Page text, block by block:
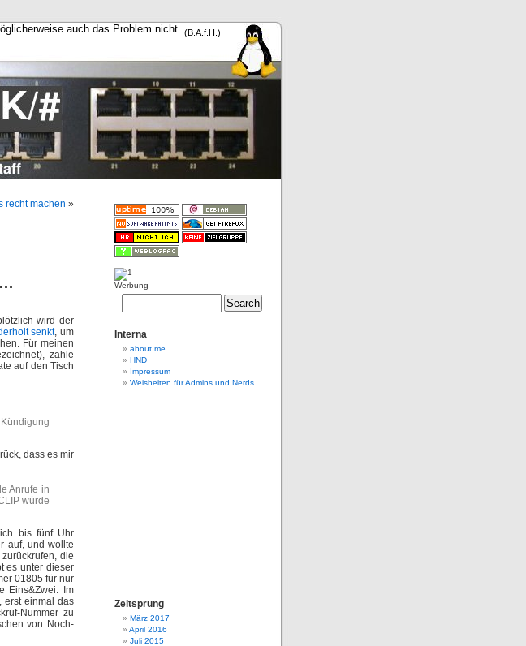
auch das Problem nicht. (B.A.f.H.)
recht machen »
wird der
senkt, um
Für meinen
zahle
auf den Tisch
dass es mir
Anrufe in
würde
bis fünf Uhr
auf, und wollte
die
es unter dieser
01805 für nur
Eins&Zwei. Im
erst einmal das
Nummer zu
von Noch-
Werbung
Interna
about me
HND
Impressum
Weisheiten für Admins und Nerds
Zeitsprung
März 2017
April 2016
Juli 2015